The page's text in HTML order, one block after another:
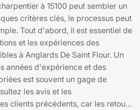
à 15100 peut sembler un
critères clés, le processus peut
Tout d'abord, il est essentiel de
et les expériences des
à Anglards De Saint Flour. Un
années d'expérience et des
est souvent un gage de
les avis et les
clients précédents, car les retours